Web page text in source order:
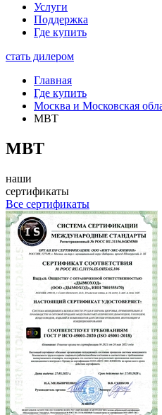
Услуги
Поддержка
Где купить
стать дилером
Главная
Где купить
Москва и Московская
MBT
MBT
наши
сертификаты
Все сертификаты